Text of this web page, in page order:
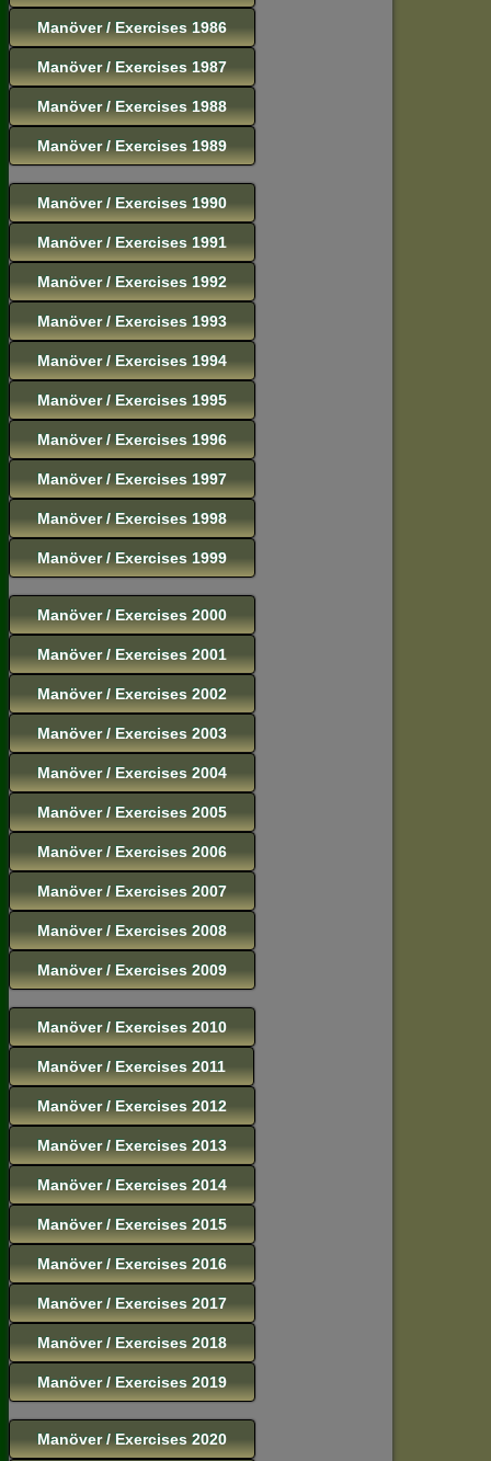
Manöver / Exercises 1986
Manöver / Exercises 1987
Manöver / Exercises 1988
Manöver / Exercises 1989
Manöver / Exercises 1990
Manöver / Exercises 1991
Manöver / Exercises 1992
Manöver / Exercises 1993
Manöver / Exercises 1994
Manöver / Exercises 1995
Manöver / Exercises 1996
Manöver / Exercises 1997
Manöver / Exercises 1998
Manöver / Exercises 1999
Manöver / Exercises 2000
Manöver / Exercises 2001
Manöver / Exercises 2002
Manöver / Exercises 2003
Manöver / Exercises 2004
Manöver / Exercises 2005
Manöver / Exercises 2006
Manöver / Exercises 2007
Manöver / Exercises 2008
Manöver / Exercises 2009
Manöver / Exercises 2010
Manöver / Exercises 2011
Manöver / Exercises 2012
Manöver / Exercises 2013
Manöver / Exercises 2014
Manöver / Exercises 2015
Manöver / Exercises 2016
Manöver / Exercises 2017
Manöver / Exercises 2018
Manöver / Exercises 2019
Manöver / Exercises 2020